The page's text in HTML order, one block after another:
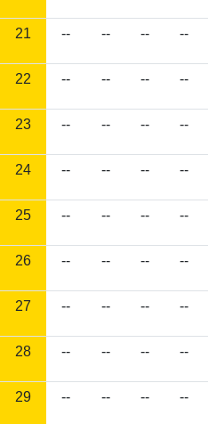
21 -- -- -- --
22 -- -- -- --
23 -- -- -- --
24 -- -- -- --
25 -- -- -- --
26 -- -- -- --
27 -- -- -- --
28 -- -- -- --
29 -- -- -- --